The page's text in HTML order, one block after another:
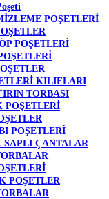
POŞETLERİ
POŞETLERİ
KILIFLARI
TORBASI
POŞETLERİ
ÇANTALAR
POŞETLER